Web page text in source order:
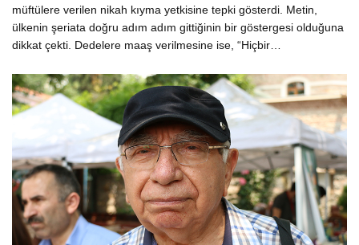
müftülere verilen nikah kıyma yetkisine tepki gösterdi. Metin,
ülkenin şeriata doğru adım adım gittiğinin bir göstergesi olduğuna
dikkat çekti. Dedelere maaş verilmesine ise, “Hiçbir…